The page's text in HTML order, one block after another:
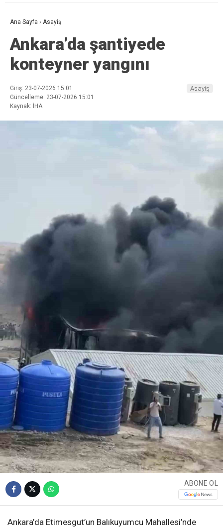
Ana Sayfa › Asayiş
Ankara’da şantiyede
konteyner yangını
Giriş: 23-07-2026 15:01
Güncelleme: 23-07-2026 15:01
Kaynak: İHA
Asayiş
ABONE OL
Ankara’da Etimesgut’un Balıkuyumcu Mahallesi’nde